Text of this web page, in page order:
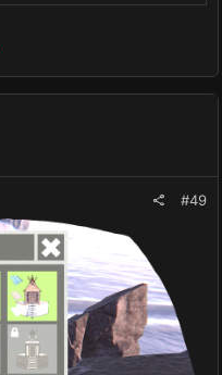
#49